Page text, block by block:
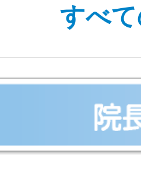
6月キャン
2026
院１６周
すべ